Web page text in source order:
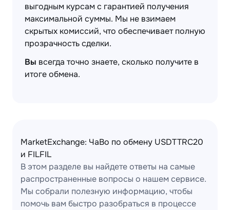
выгодным курсам с гарантией получения
максимальной суммы. Мы не взимаем
скрытых комиссий, что обеспечивает полную
прозрачность сделки.
Вы всегда точно знаете, сколько получите в
итоге обмена.
MarketExchange: ЧаВо по обмену USDTTRC20
и FILFIL
В этом разделе вы найдете ответы на самые
распространенные вопросы о нашем сервисе.
Мы собрали полезную информацию, чтобы
помочь вам быстро разобраться в процессе